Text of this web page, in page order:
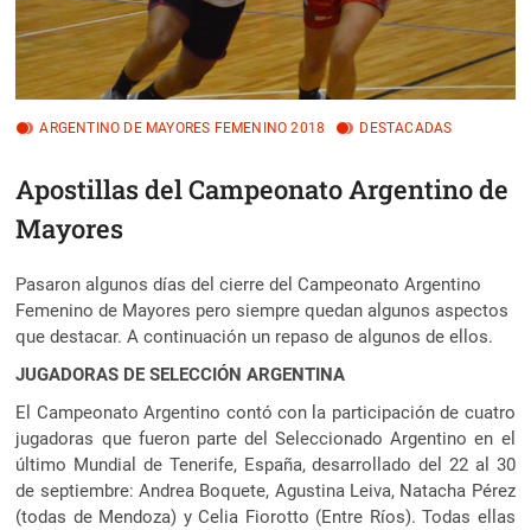
ARGENTINO DE MAYORES FEMENINO 2018 DESTACADAS
Apostillas del Campeonato Argentino de
Mayores
Pasaron algunos días del cierre del Campeonato Argentino
Femenino de Mayores pero siempre quedan algunos aspectos
que destacar. A continuación un repaso de algunos de ellos.
JUGADORAS DE SELECCIÓN ARGENTINA
El Campeonato Argentino contó con la participación de cuatro
jugadoras que fueron parte del Seleccionado Argentino en el
último Mundial de Tenerife, España, desarrollado del 22 al 30
de septiembre: Andrea Boquete, Agustina Leiva, Natacha Pérez
(todas de Mendoza) y Celia Fiorotto (Entre Ríos). Todas ellas